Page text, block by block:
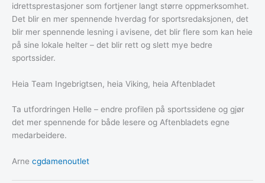
idrettsprestasjoner som fortjener langt større oppmerksomhet.
Det blir en mer spennende hverdag for sportsredaksjonen, det
blir mer spennende lesning i avisene, det blir flere som kan heie
på sine lokale helter – det blir rett og slett mye bedre
sportssider.
Heia Team Ingebrigtsen, heia Viking, heia Aftenbladet
Ta utfordringen Helle – endre profilen på sportssidene og gjør
det mer spennende for både lesere og Aftenbladets egne
medarbeidere.
Arne cgdamenoutlet